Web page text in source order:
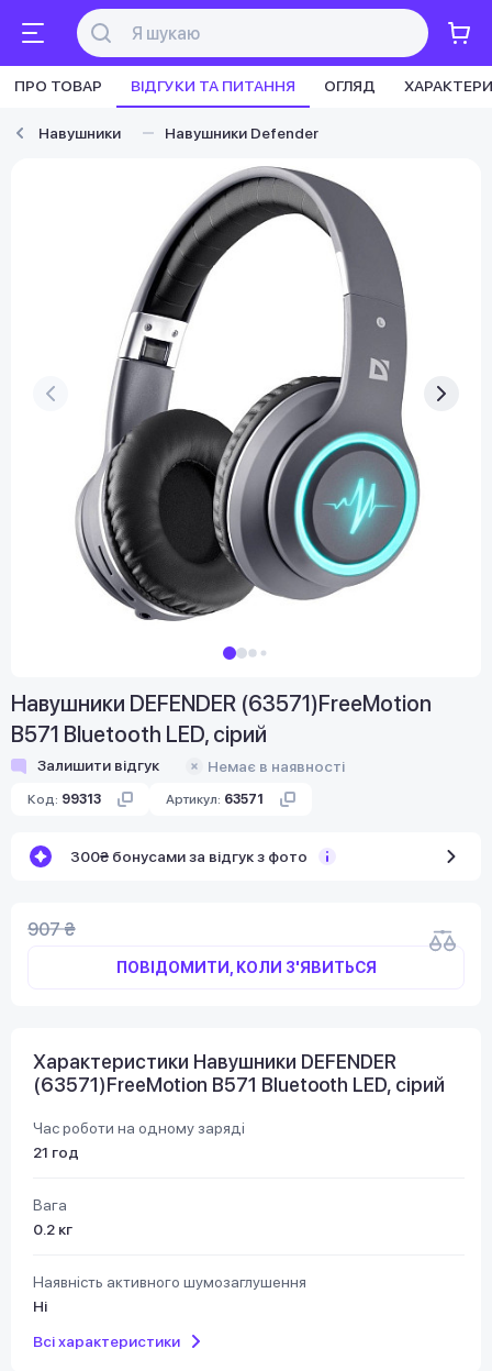
ПРО ТОВАР ВІДГУКИ ТА ПИТАННЯ ОГЛЯД
Навушники Навушники Defender
Навушники DEFENDER (63571)FreeMotion
B571 Bluetooth LED, сірий
Залишити відгук Немає в наявності
Код: 99313 Артикул: 63571
300₴ бонусами за відгук з фото
907 ₴
ПОВІДОМИТИ, КОЛИ З'ЯВИТЬСЯ
Характеристики Навушники DEFENDER
(63571)FreeMotion B571 Bluetooth LED, сірий
Час роботи на одному заряді
21 год
Вага
0.2 кг
Наявність активного шумозаглушення
Ні
Всі характеристики